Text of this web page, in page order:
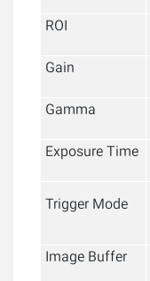
ROI
Gain
Gamma
Exposure Time
Trigger Mode
Image Buffer